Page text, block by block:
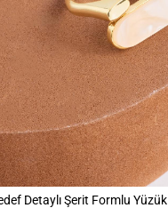
Detaylı Şerit Formlu Yüzük